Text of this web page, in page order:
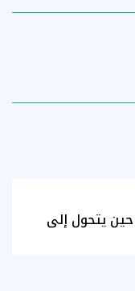
يتحول إلى